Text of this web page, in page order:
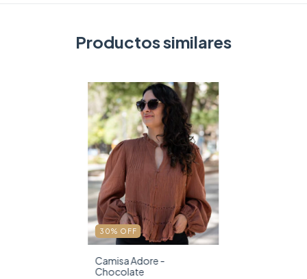
Productos similares
30% OFF
Camisa Adore -
Chocolate